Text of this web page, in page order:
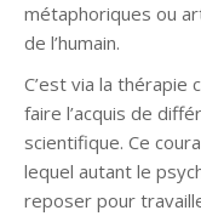
métaphoriques ou
de l’humain.
C’est via la thérapie
faire l’acquis de
scientifique. Ce
lequel autant le
reposer pour